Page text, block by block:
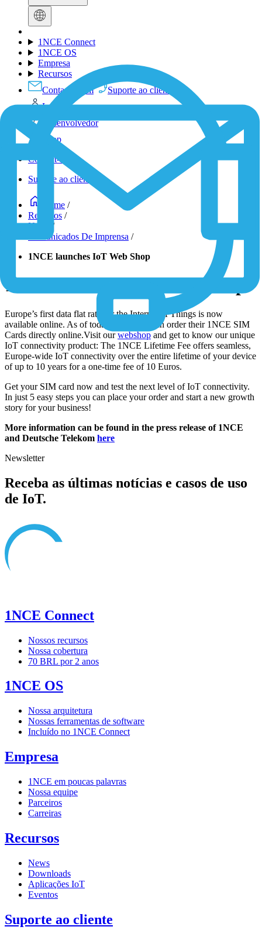
1NCE Connect
1NCE OS
Empresa
Recursos
Contact-Form
Suporte ao cliente
Login
Desenvolvedor
Shop
Contact-Form
Suporte ao cliente
Home /
Recursos /
News
/
Comunicados De Imprensa /
1NCE launches IoT Web Shop
1NCE launches IoT Web Shop
Europe’s first data flat rate for the Internet of Things is now
available online. As of today customers can order their 1NCE SIM
Cards directly online.Visit ourwebshop and get to know our unique
IoT connectivity product: The 1NCE Lifetime Fee offers seamless,
Europe-wide IoT connectivity over the entire lifetime of your device
of up to 10 years for a one-time fee of 10 Euros.
Get your SIM card now and test the next level of IoT connectivity.
In just 5 easy steps you can place your order and start a new growth
story for your business!
More information can be found in the press release of 1NCE
and Deutsche Telekom here
Newsletter
Receba as últimas notícias e casos de uso
de IoT.
1NCE Connect
Nossos recursos
Nossa cobertura
70 BRL por 2 anos
1NCE OS
Nossa arquitetura
Nossas ferramentas de software
Incluído no 1NCE Connect
Empresa
1NCE em poucas palavras
Nossa equipe
Parceiros
Carreiras
Recursos
News
Downloads
Aplicações IoT
Eventos
Suporte ao cliente